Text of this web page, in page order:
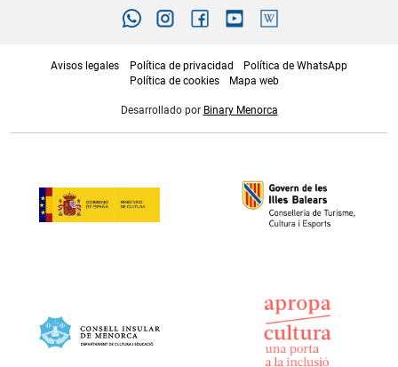
Avisos legales Política de privacidad
Política de WhatsApp
Política de cookies
Mapa web
Desarrollado por Binary Menorca